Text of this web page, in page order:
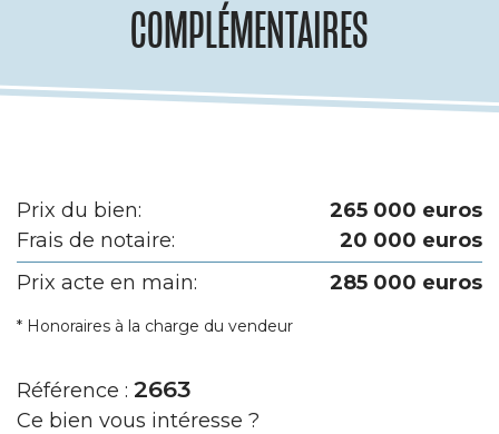
COMPLÉMENTAIRES
Prix du bien:
265 000 euros
Frais de notaire:
20 000 euros
Prix acte en main:
285 000 euros
* Honoraires à la charge du vendeur
Référence : 2663
Ce bien vous intéresse ?